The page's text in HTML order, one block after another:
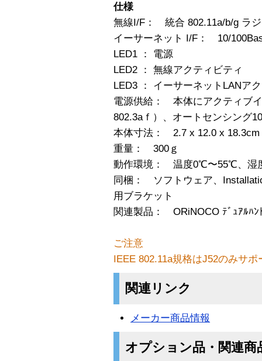
仕様
無線I/F： 統合 802.11a/b/g ラ
イーサーネット I/F： 10/
LED1 ： 電源
LED2 ： 無線アクティビティ
LED3 ： イーサーネットLANア
電源供給： 本体にアクティブ
802.3aｆ）、オートセンシング
本体寸法： 2.7 x 12.0 x 18.3cm
重量： 300ｇ
動作環境： 温度0℃〜55℃、湿
同梱： ソフトウェア、
用ブラケット
関連製品： ORiNOCO ﾃﾞｭｱﾙﾊﾝ
ご注意
IEEE 802.11a規格はJ52のみサポ
関連リンク
メーカー商品情報
オプション品・関連商